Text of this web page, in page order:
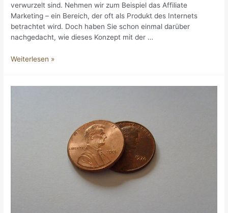
verwurzelt sind. Nehmen wir zum Beispiel das Affiliate
Marketing – ein Bereich, der oft als Produkt des Internets
betrachtet wird. Doch haben Sie schon einmal darüber
nachgedacht, wie dieses Konzept mit der …
Affiliate
Handelsgeschichte
Weiterlesen »